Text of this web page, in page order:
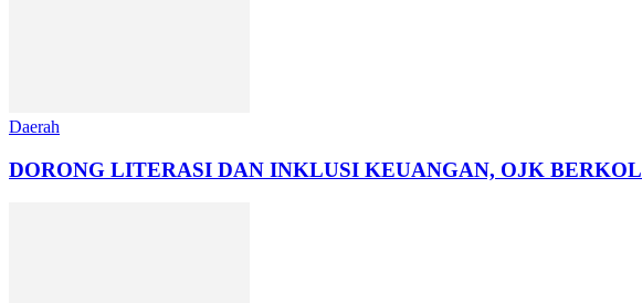
Daerah
DORONG LITERASI DAN INKLUSI KEUANGAN, OJK